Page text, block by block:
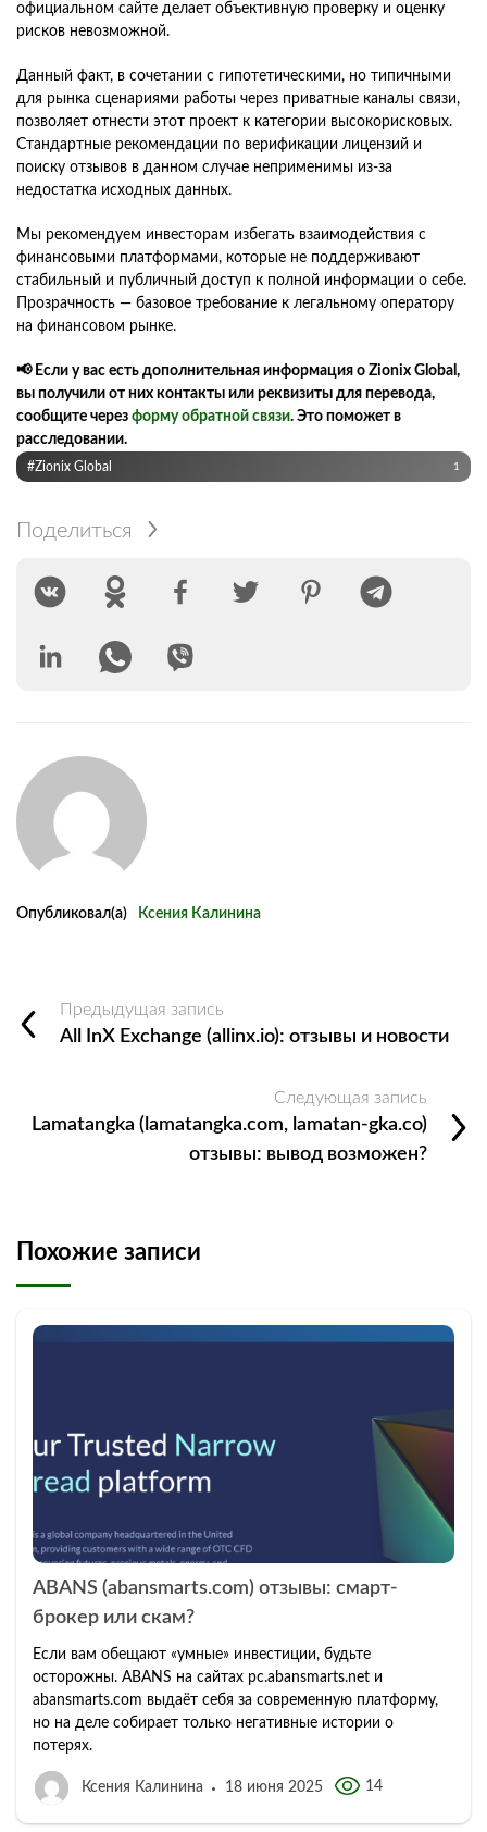
официальном сайте делает объективную проверку и оценку
рисков невозможной.
Данный факт, в сочетании с гипотетическими, но типичными
для рынка сценариями работы через приватные каналы связи,
позволяет отнести этот проект к категории высокорисковых.
Стандартные рекомендации по верификации лицензий и
поиску отзывов в данном случае неприменимы из-за
недостатка исходных данных.
Мы рекомендуем инвесторам избегать взаимодействия с
финансовыми платформами, которые не поддерживают
стабильный и публичный доступ к полной информации о себе.
Прозрачность — базовое требование к легальному оператору
на финансовом рынке.
📢 Если у вас есть дополнительная информация о Zionix Global,
вы получили от них контакты или реквизиты для перевода,
сообщите через форму обратной связи. Это поможет в
расследовании.
#Zionix Global 1
Поделиться
Опубликовал(а) Ксения Калинина
Предыдущая запись
All InX Exchange (allinx.io): отзывы и новости
Следующая запись
Lamatangka (lamatangka.com, lamatan-gka.co)
отзывы: вывод возможен?
Похожие записи
ABANS (abansmarts.com) отзывы: смарт-
брокер или скам?
Если вам обещают «умные» инвестиции, будьте
осторожны. ABANS на сайтах pc.abansmarts.net и
abansmarts.com выдаёт себя за современную платформу,
но на деле собирает только негативные истории о
потерях.
Ксения Калинина 18 июня 2025 14